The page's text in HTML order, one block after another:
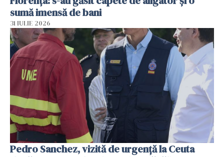
sumă imensă de bani
31 IULIE 2026
Pedro Sanchez, vizită de urgență la Ceuta